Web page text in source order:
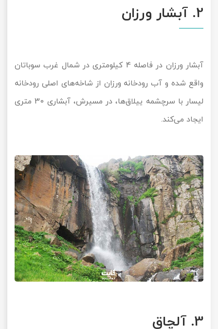
2. آبشار ورزان
آبشار ورزان در فاصله 4 کیلومتری در شمال غرب سوباتان
واقع شده و آب رودخانه ورزان از شاخه‌های اصلی رودخانه
لیسار با سرچشمه ییلاق‌ها، در مسیرش، آبشاری 30 متری
ایجاد می‌کند.
3. آلچاق